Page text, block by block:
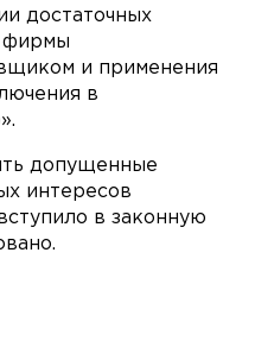
достаточных
фирмы
и применения
в
допущенные
интересов
в законную